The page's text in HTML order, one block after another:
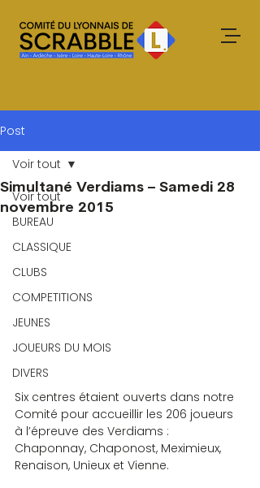
Post
Voir tout
BUREAU
CLASSIQUE
CLUBS
COMPETITIONS
JEUNES
JOUEURS DU MOIS
DIVERS
Voir tout
Simultané Verdiams – Samedi 28
novembre 2015
Six centres étaient ouverts dans notre
Comité pour accueillir les 206 joueurs
à l’épreuve des Verdiams :
Chaponnay, Chaponost, Meximieux,
Renaison, Unieux et Vienne.